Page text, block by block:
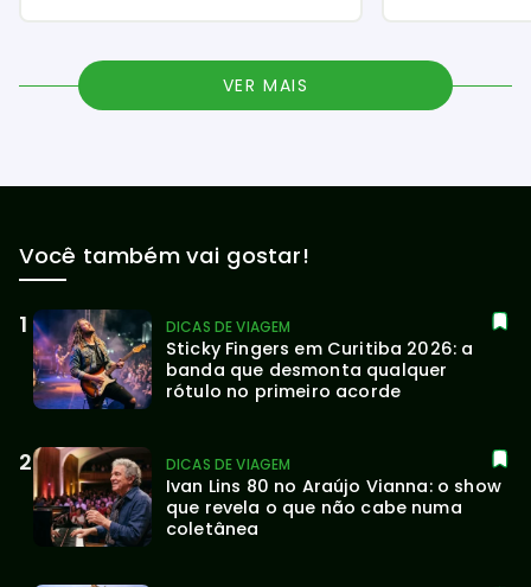
VER MAIS
Você também vai gostar!
DICAS DE VIAGEM
Sticky Fingers em Curitiba 2026: a
banda que desmonta qualquer
rótulo no primeiro acorde
DICAS DE VIAGEM
Ivan Lins 80 no Araújo Vianna: o show
que revela o que não cabe numa
coletânea